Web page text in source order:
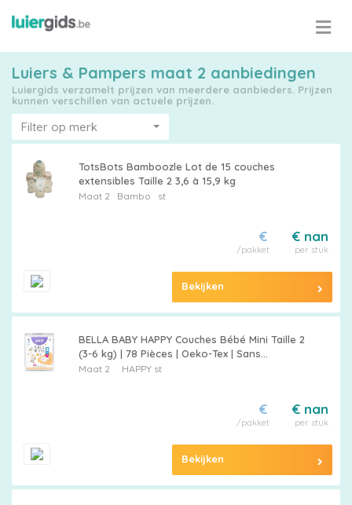
Luiers & Pampers maat 2 aanbiedingen
Luiergids verzamelt prijzen van meerdere aanbieders. Prijzen
kunnen verschillen van actuele prijzen.
Filter op merk
TotsBots Bamboozle Lot de 15 couches
extensibles Taille 2 3,6 à 15,9 kg
Maat 2 Bambo st
€ nan
per stuk
€
/pakket
Bekijken
BELLA BABY HAPPY Couches Bébé Mini Taille 2
(3-6 kg) | 78 Pièces | Oeko-Tex | Sans
Allergènes | 0% Chlore | Ultra Douces | Haute
Maat 2 HAPPY st
€ nan
per stuk
€
/pakket
Bekijken